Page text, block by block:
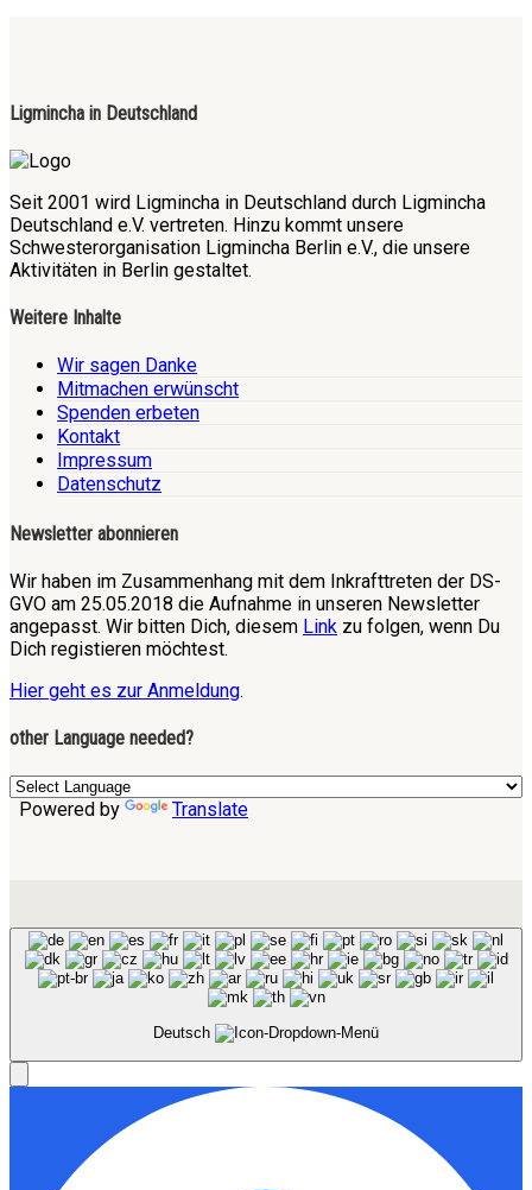
Ligmincha in Deutschland
Seit 2001 wird Ligmincha in Deutschland durch Ligmincha
Deutschland e.V. vertreten. Hinzu kommt unsere
Schwesterorganisation Ligmincha Berlin e.V., die unsere
Aktivitäten in Berlin gestaltet.
Weitere Inhalte
Wir sagen Danke
Mitmachen erwünscht
Spenden erbeten
Kontakt
Impressum
Datenschutz
Newsletter abonnieren
Wir haben im Zusammenhang mit dem Inkrafttreten der DS-
GVO am 25.05.2018 die Aufnahme in unseren Newsletter
angepasst. Wir bitten Dich, diesem Link zu folgen, wenn Du
Dich registieren möchtest.
Hier geht es zur Anmeldung.
other Language needed?
Powered by Translate
Deutsch